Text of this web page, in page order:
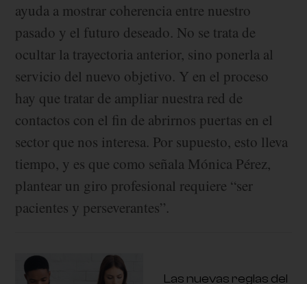
ayuda a mostrar coherencia entre nuestro
pasado y el futuro deseado. No se trata de
ocultar la trayectoria anterior, sino ponerla al
servicio del nuevo objetivo. Y en el proceso
hay que tratar de ampliar nuestra red de
contactos con el fin de abrirnos puertas en el
sector que nos interesa. Por supuesto, esto lleva
tiempo, y es que como señala Mónica Pérez,
plantear un giro profesional requiere “ser
pacientes y perseverantes”.
Las nuevas reglas del